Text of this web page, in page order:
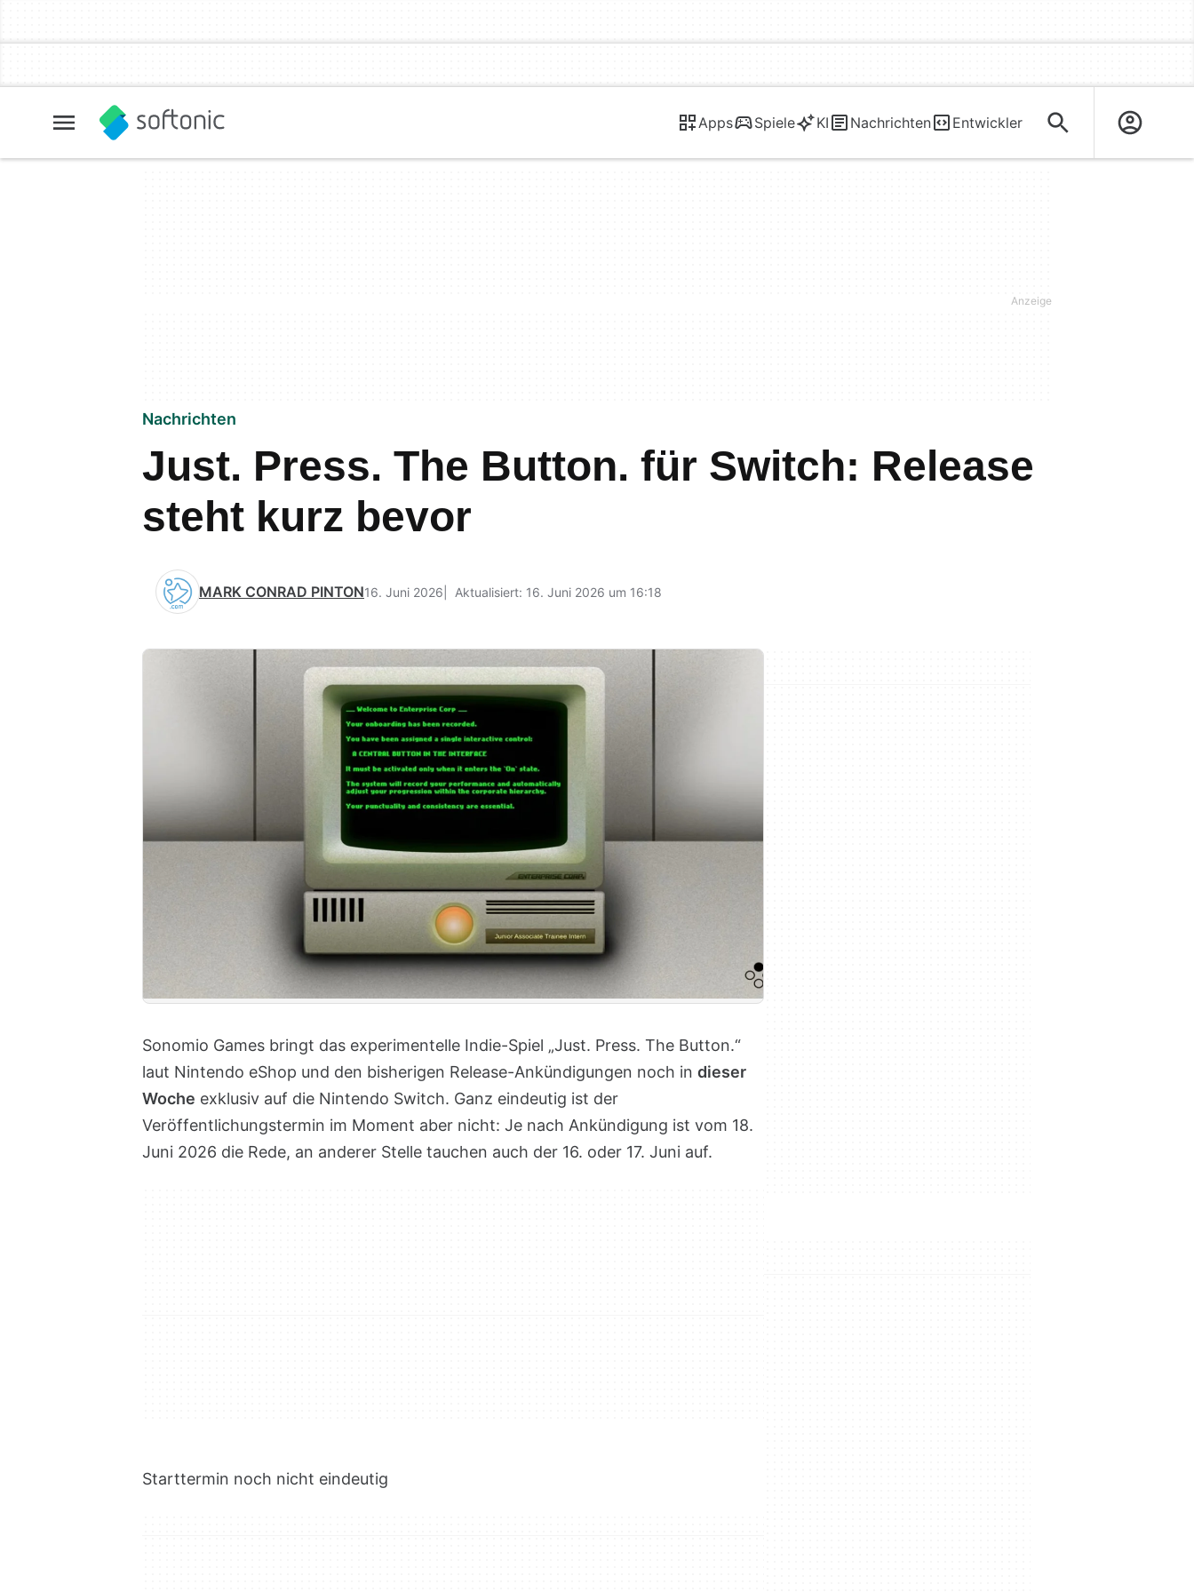
Apps Spiele KI Nachrichten Entwickler
Nachrichten
Just. Press. The Button. für Switch: Release
steht kurz bevor
MARK CONRAD PINTON16. Juni 2026 Aktualisiert: 16. Juni 2026 um 16:18
Sonomio Games bringt das experimentelle Indie-Spiel „Just. Press. The Button.“
laut Nintendo eShop und den bisherigen Release-Ankündigungen noch in dieser
Woche exklusiv auf die Nintendo Switch. Ganz eindeutig ist der
Veröffentlichungstermin im Moment aber nicht: Je nach Ankündigung ist vom 18.
Juni 2026 die Rede, an anderer Stelle tauchen auch der 16. oder 17. Juni auf.
Starttermin noch nicht eindeutig